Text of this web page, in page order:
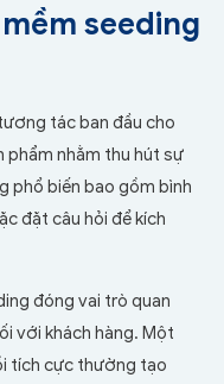
seeding
tác ban đầu cho
phẩm nhằm thu hút sự
phổ biến bao gồm bình
đặt câu hỏi để kích
đóng vai trò quan
với khách hàng. Một
tích cực thường tạo